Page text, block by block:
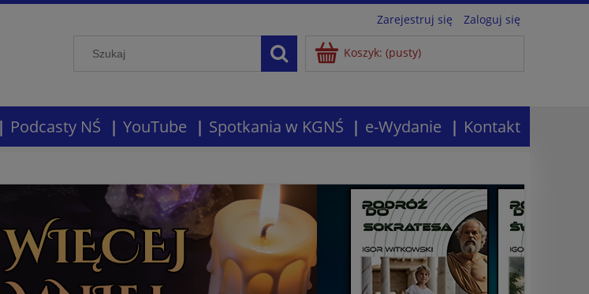
Zarejestruj się Zaloguj się
Koszyk: (pusty)
Podcasty NŚ YouTube Spotkania w KGNŚ e-Wydanie Kontakt